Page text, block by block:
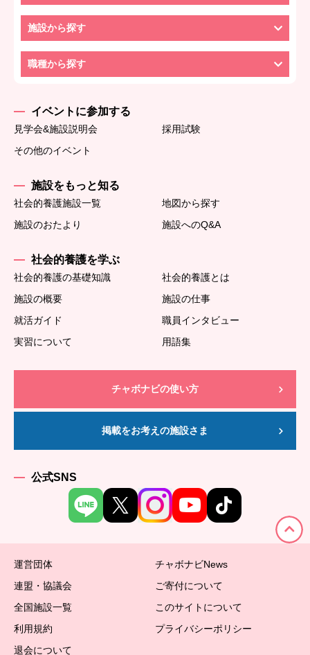
施設から探す
職種から探す
イベントに参加する
見学会&施設説明会
採用試験
その他のイベント
施設をもっと知る
社会的養護施設一覧
地図から探す
施設のおたより
施設へのQ&A
社会的養護を学ぶ
社会的養護の基礎知識
社会的養護とは
施設の概要
施設の仕事
就活ガイド
職員インタビュー
実習について
用語集
チャボナビの使い方
掲載をお考えの施設さま
公式SNS
運営団体
チャボナビNews
連盟・協議会
ご寄付について
全国施設一覧
このサイトについて
利用規約
プライバシーポリシー
退会について